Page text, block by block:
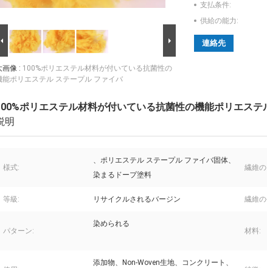
画像 : 100%ポリエステル材料が付いている抗菌性の
能ポリエステル ステープル ファイバ
支払条件:
供給の能力:
連絡先
ポリエステル材料が付いている抗菌性の機能ポリエステ
明
様式:
、ポリエステル ステープル ファイバ固体、
染まるドープ塗料
繊維
等級: リサイクルされるバージン 繊維
パターン:
染められる
材料:
添加物、Non-Woven生地、コンクリート、